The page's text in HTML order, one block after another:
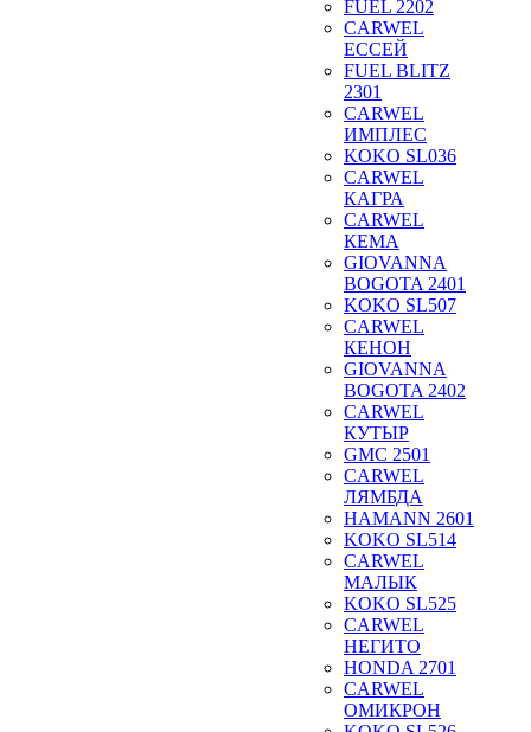
FUEL 2202
CARWEL
ЕССЕЙ
FUEL BLITZ
2301
CARWEL
ИМПЛЕС
KOKO SL036
CARWEL
КАГРА
CARWEL
КЕМА
GIOVANNA
BOGOTA 2401
KOKO SL507
CARWEL
КЕНОН
GIOVANNA
BOGOTA 2402
CARWEL
КУТЫР
GMC 2501
CARWEL
ЛЯМБДА
HAMANN 2601
KOKO SL514
CARWEL
МАЛЫК
KOKO SL525
CARWEL
НЕГИТО
HONDA 2701
CARWEL
ОМИКРОН